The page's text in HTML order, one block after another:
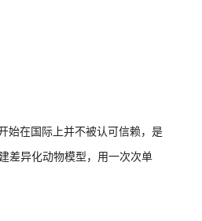
始在国际上并不被认可信赖，是
差异化动物模型，用一次次单